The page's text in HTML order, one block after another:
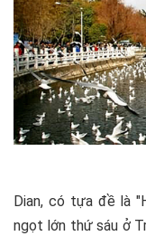
Dian, có tựa đề là
ngọt lớn thứ sáu ở